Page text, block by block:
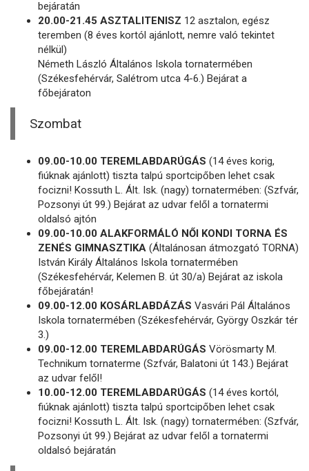
bejáratán
20.00-21.45 ASZTALITENISZ 12 asztalon, egész
teremben (8 éves kortól ajánlott, nemre való tekintet
nélkül)
Németh László Általános Iskola tornatermében
(Székesfehérvár, Salétrom utca 4-6.) Bejárat a
főbejáraton
Szombat
09.00-10.00 TEREMLABDARÚGÁS (14 éves korig,
fiúknak ajánlott) tiszta talpú sportcipőben lehet csak
focizni! Kossuth L. Ált. Isk. (nagy) tornatermében: (Szfvár,
Pozsonyi út 99.) Bejárat az udvar felől a tornatermi
oldalsó ajtón
09.00-10.00 ALAKFORMÁLÓ NŐI KONDI TORNA ÉS
ZENÉS GIMNASZTIKA (Általánosan átmozgató TORNA)
István Király Általános Iskola tornatermében
(Székesfehérvár, Kelemen B. út 30/a) Bejárat az iskola
főbejáratán!
09.00-12.00 KOSÁRLABDÁZÁS Vasvári Pál Általános
Iskola tornatermében (Székesfehérvár, György Oszkár tér
3.)
09.00-12.00 TEREMLABDARÚGÁS Vörösmarty M.
Technikum tornaterme (Szfvár, Balatoni út 143.) Bejárat
az udvar felől!
10.00-12.00 TEREMLABDARÚGÁS (14 éves kortól,
fiúknak ajánlott) tiszta talpú sportcipőben lehet csak
focizni! Kossuth L. Ált. Isk. (nagy) tornatermében: (Szfvár,
Pozsonyi út 99.) Bejárat az udvar felől a tornatermi
oldalsó bejáratán